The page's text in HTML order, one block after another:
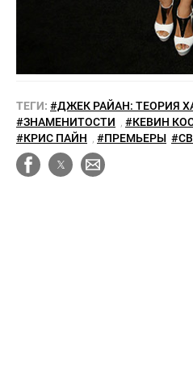
ТЕГИ: #ДЖЕК РАЙАН: ТЕОРИЯ
#ЗНАМЕНИТОСТИ
#КЕВИН
#КРИС ПАЙН
#ПРЕМЬЕРЫ